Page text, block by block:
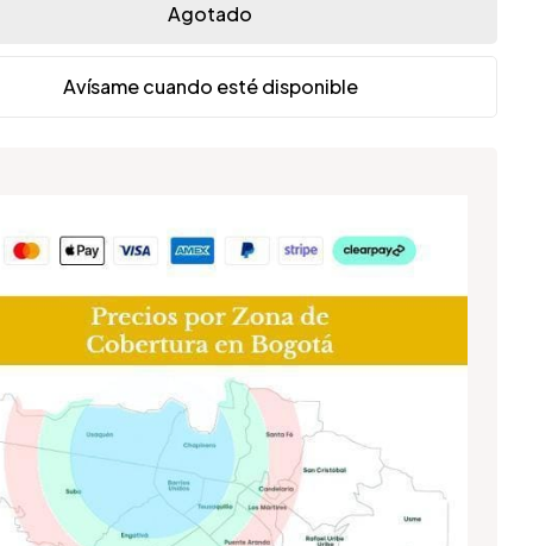
Agotado
Avísame cuando esté disponible